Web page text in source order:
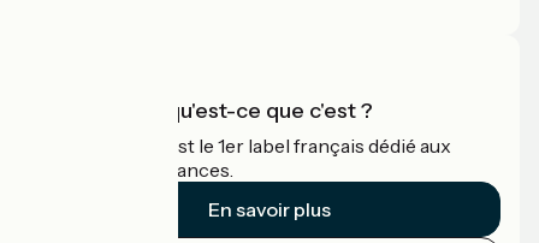
Accueil Vélo qu'est-ce que c'est ?
Accueil Vélo c'est le 1er label français dédié aux
cyclistes en vacances.
En savoir plus